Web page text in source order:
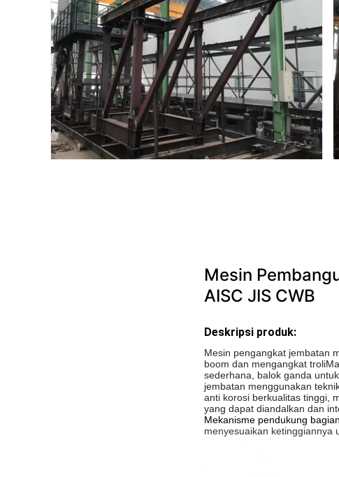
Mesin
AISC JIS CWB
Deskripsi produk:
Mesin pengangkat jembatan
boom dan mengangkat
sederhana, balok ganda
jembatan menggunakan
anti korosi berkualitas tinggi,
yang dapat diandalkan dan
Mekanisme pendukung
menyesuaikan ketinggiannya